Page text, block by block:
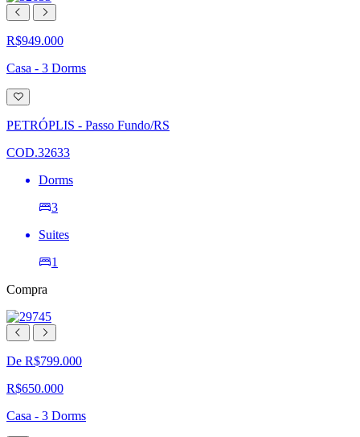
R$949.000
Casa - 3 Dorms
Adicionar
à
lista
de
PETRÓPLIS - Passo Fundo/RS
COD.32633
Dorms
3
Suites
1
Compra
De R$799.000
R$650.000
Casa - 3 Dorms